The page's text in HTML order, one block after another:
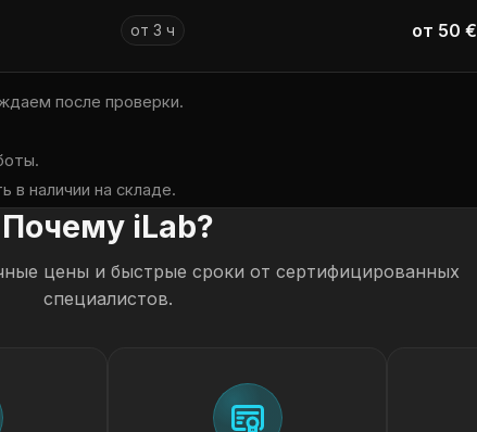
от 3 ч от 50 €
после проверки.
в наличии на складе.
Почему iLab?
цены и быстрые сроки от сертифицированных
специалистов.